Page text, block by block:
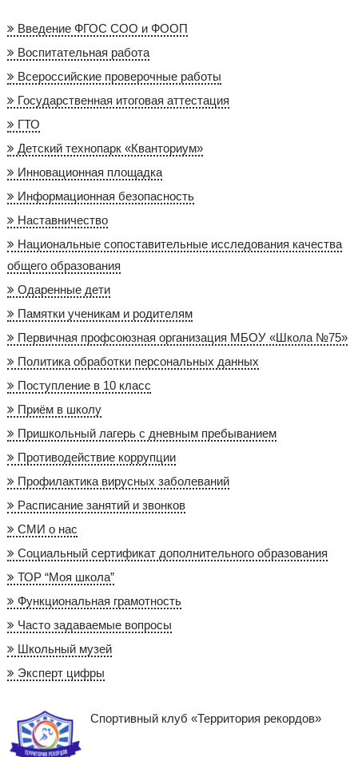
Введение ФГОС СОО и ФООП
Воспитательная работа
Всероссийские проверочные работы
Государственная итоговая аттестация
ГТО
Детский технопарк «Кванториум»
Инновационная площадка
Информационная безопасность
Наставничество
Национальные сопоставительные исследования качества
общего образования
Одаренные дети
Памятки ученикам и родителям
Первичная профсоюзная организация МБОУ «Школа №75»
Политика обработки персональных данных
Поступление в 10 класс
Приём в школу
Пришкольный лагерь с дневным пребыванием
Противодействие коррупции
Профилактика вирусных заболеваний
Расписание занятий и звонков
СМИ о нас
Социальный сертификат дополнительного образования
ТОР “Моя школа”
Функциональная грамотность
Часто задаваемые вопросы
Школьный музей
Эксперт цифры
Спортивный клуб «Территория рекордов»